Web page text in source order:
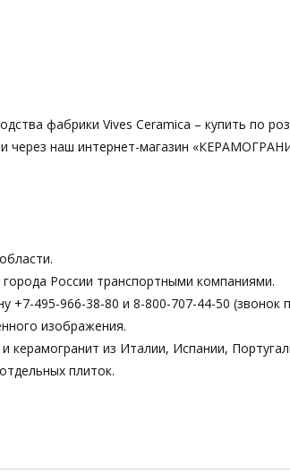
фабрики Vives Ceramica – купить по
через наш интернет-магазин
России транспортными компаниями.
495-966-38-80 и 8-800-707-44-50 (звонок
изображения.
керамогранит из Италии, Испании,
плиток.